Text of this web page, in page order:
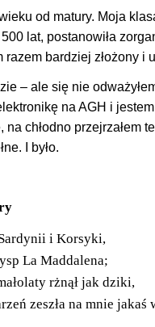
od matury. Moja
lat, postanowiła
razem bardziej złożony
– ale się nie
na AGH i
chłodno przejrzałem
I było.
i Korsyki,
La Maddalena;
rżnął jak dziki,
zeszła na mnie jakaś